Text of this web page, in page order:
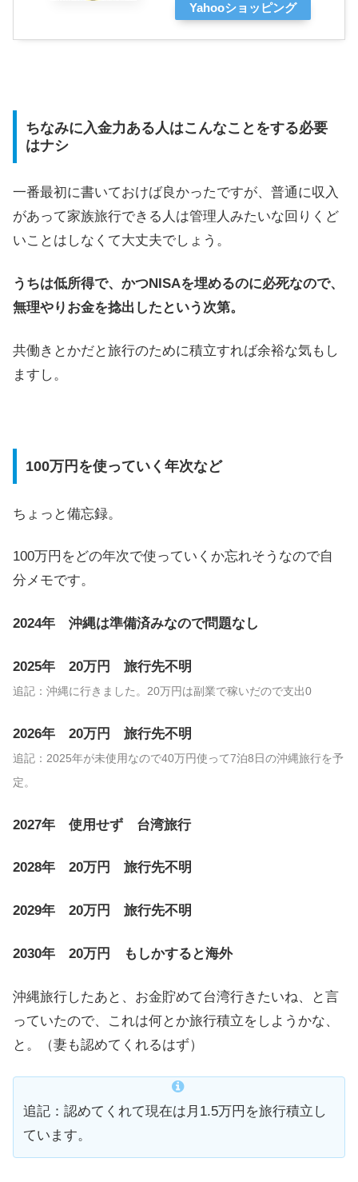
Yahooショッピング
ちなみに入金力ある人はこんなことをする必要
はナシ
一番最初に書いておけば良かったですが、普通に収入
があって家族旅行できる人は管理人みたいな回りくど
いことはしなくて大丈夫でしょう。
うちは低所得で、かつNISAを埋めるのに必死なので、
無理やりお金を捻出したという次第。
共働きとかだと旅行のために積立すれば余裕な気もし
ますし。
100万円を使っていく年次など
ちょっと備忘録。
100万円をどの年次で使っていくか忘れそうなので自
分メモです。
2024年 沖縄は準備済みなので問題なし
2025年 20万円 旅行先不明
追記：沖縄に行きました。20万円は副業で稼いだので支出0
2026年 20万円 旅行先不明
追記：2025年が未使用なので40万円使って7泊8日の沖縄旅行を予
定。
2027年 使用せず 台湾旅行
2028年 20万円 旅行先不明
2029年 20万円 旅行先不明
2030年 20万円 もしかすると海外
沖縄旅行したあと、お金貯めて台湾行きたいね、と言
っていたので、これは何とか旅行積立をしようかな、
と。（妻も認めてくれるはず）
追記：認めてくれて現在は月1.5万円を旅行積立し
ています。